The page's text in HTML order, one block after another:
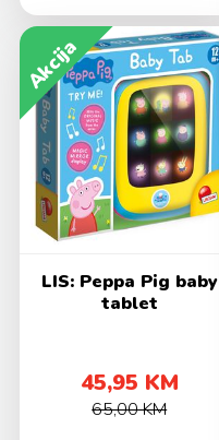
Akcija
LIS: Peppa Pig baby
tablet
45,95 KM
65,00 KM